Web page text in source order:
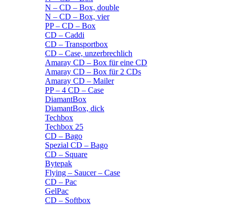
N – CD – Box, double
N – CD – Box, vier
PP – CD – Box
CD – Caddi
CD – Transportbox
CD – Case, unzerbrechlich
Amaray CD – Box für eine CD
Amaray CD – Box für 2 CDs
Amaray CD – Mailer
PP – 4 CD – Case
DiamantBox
DiamantBox, dick
Techbox
Techbox 25
CD – Bago
Spezial CD – Bago
CD – Square
Bytepak
Flying – Saucer – Case
CD – Pac
GelPac
CD – Softbox